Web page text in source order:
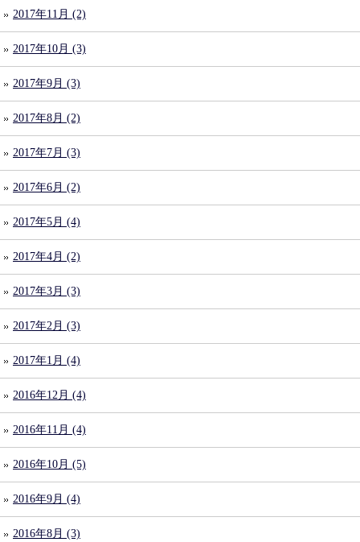
2017年11月 (2)
2017年10月 (3)
2017年9月 (3)
2017年8月 (2)
2017年7月 (3)
2017年6月 (2)
2017年5月 (4)
2017年4月 (2)
2017年3月 (3)
2017年2月 (3)
2017年1月 (4)
2016年12月 (4)
2016年11月 (4)
2016年10月 (5)
2016年9月 (4)
2016年8月 (3)